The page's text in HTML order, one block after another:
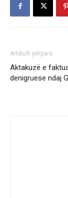
Artikulli përpara
Aktakuzë e
denigruese ndaj